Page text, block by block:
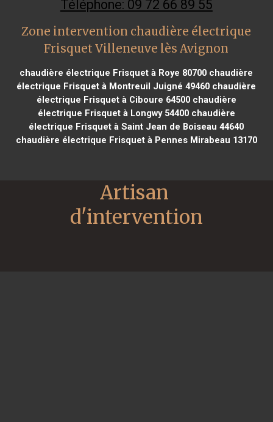
Téléphone: 09 72 66 89 55
Zone intervention chaudière électrique
Frisquet Villeneuve lès Avignon
chaudière électrique Frisquet à Roye 80700 chaudière
électrique Frisquet à Montreuil Juigné 49460 chaudière
électrique Frisquet à Ciboure 64500chaudière
électrique Frisquet à Longwy 54400chaudière
électrique Frisquet à Saint Jean de Boiseau 44640
chaudière électrique Frisquet à Pennes Mirabeau 13170
Artisan
d'intervention